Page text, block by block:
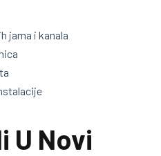
jama i kanala
U Novi